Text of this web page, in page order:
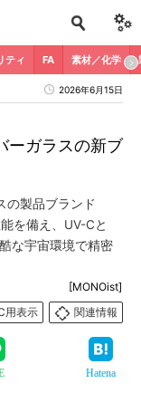
ティ FA 素材／化学
2026年6月15日
ーガラスの新ブ
の製品ブランド
を備え、UV-Cと
な宇宙環境で精密
[MONOist]
用表示
関連情報
Hatena